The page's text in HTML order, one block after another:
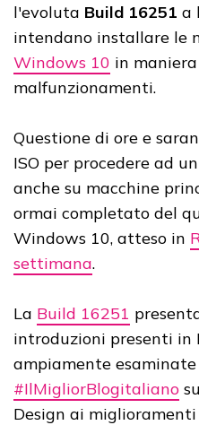
l'evoluta Build 16251 a
intendano installare le
Windows 10 in
malfunzionamenti.
Questione di ore e
ISO per procedere ad
anche su macchine
ormai completato del
Windows 10, atteso in
settimana.
La Build 16251
introduzioni presenti in
ampiamente
#IlMigliorBlogitaliano su
Design ai